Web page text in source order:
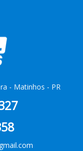
- Matinhos - PR